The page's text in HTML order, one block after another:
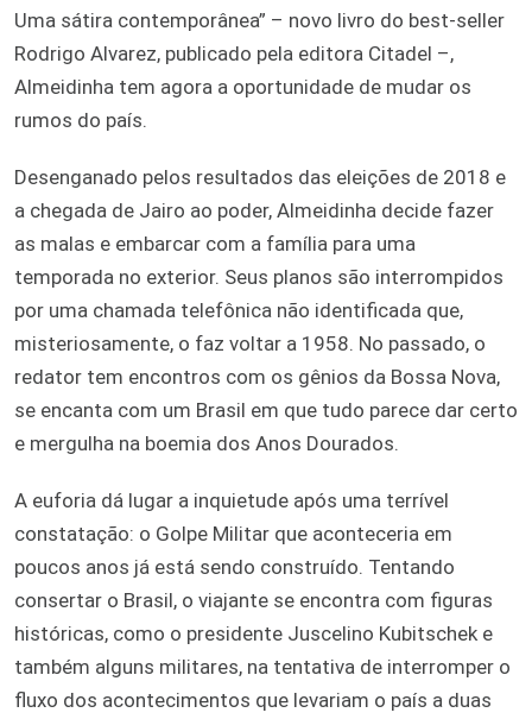
Uma sátira contemporânea” – novo livro do best-seller
Rodrigo Alvarez, publicado pela editora Citadel –,
Almeidinha tem agora a oportunidade de mudar os
rumos do país.
Desenganado pelos resultados das eleições de 2018 e
a chegada de Jairo ao poder, Almeidinha decide fazer
as malas e embarcar com a família para uma
temporada no exterior. Seus planos são interrompidos
por uma chamada telefônica não identificada que,
misteriosamente, o faz voltar a 1958. No passado, o
redator tem encontros com os gênios da Bossa Nova,
se encanta com um Brasil em que tudo parece dar certo
e mergulha na boemia dos Anos Dourados.
A euforia dá lugar a inquietude após uma terrível
constatação: o Golpe Militar que aconteceria em
poucos anos já está sendo construído. Tentando
consertar o Brasil, o viajante se encontra com figuras
históricas, como o presidente Juscelino Kubitschek e
também alguns militares, na tentativa de interromper o
fluxo dos acontecimentos que levariam o país a duas